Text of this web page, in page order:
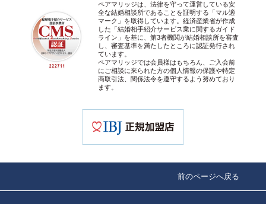
ペアマリッジは、法律を守って運営している安
全な結婚相談所であることを証明する「マル適
マーク」を取得しています。経済産業省が作成
した「結婚相手紹介サービス業に関するガイド
ライン」を基に、第3者機関が結婚相談所を審査
し、審査基準を満たしたところに認証発行され
ています。
ペアマリッジでは会員様はもちろん、ご入会前
にご相談に来られた方の個人情報の保護や特定
商取引法、関係法令を遵守するよう努めており
ます。
前のページへ戻る